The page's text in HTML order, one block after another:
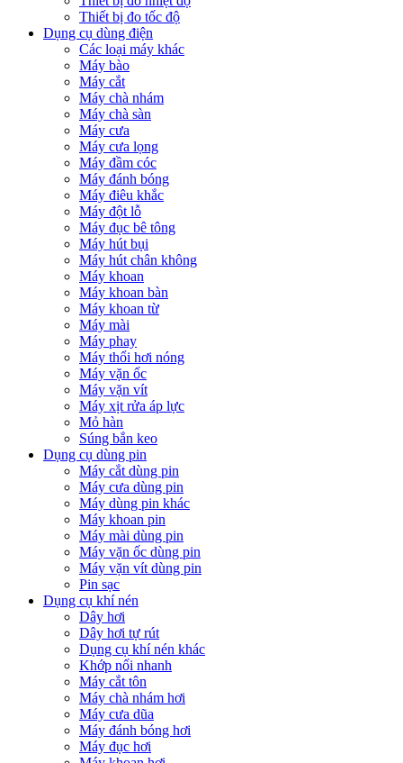
Thiết bị đo tốc độ
Dụng cụ dùng điện
Các loại máy khác
Máy bào
Máy cắt
Máy chà nhám
Máy chà sàn
Máy cưa
Máy cưa lọng
Máy đầm cóc
Máy đánh bóng
Máy điêu khắc
Máy đột lỗ
Máy đục bê tông
Máy hút bụi
Máy hút chân không
Máy khoan
Máy khoan bàn
Máy khoan từ
Máy mài
Máy phay
Máy thổi hơi nóng
Máy vặn ốc
Máy vặn vít
Máy xịt rửa áp lực
Mỏ hàn
Súng bắn keo
Dụng cụ dùng pin
Máy cắt dùng pin
Máy cưa dùng pin
Máy dùng pin khác
Máy khoan pin
Máy mài dùng pin
Máy vặn ốc dùng pin
Máy vặn vít dùng pin
Pin sạc
Dụng cụ khí nén
Dây hơi
Dây hơi tự rút
Dụng cụ khí nén khác
Khớp nối nhanh
Máy cắt tôn
Máy chà nhám hơi
Máy cưa dũa
Máy đánh bóng hơi
Máy đục hơi